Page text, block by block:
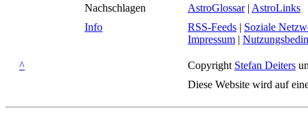
Nachschlagen
AstroGlossar| AstroLinks
Info
RSS-Feeds | Soziale
Impressum |
^ Copyright Stefan Deiters
Diese Website wird auf